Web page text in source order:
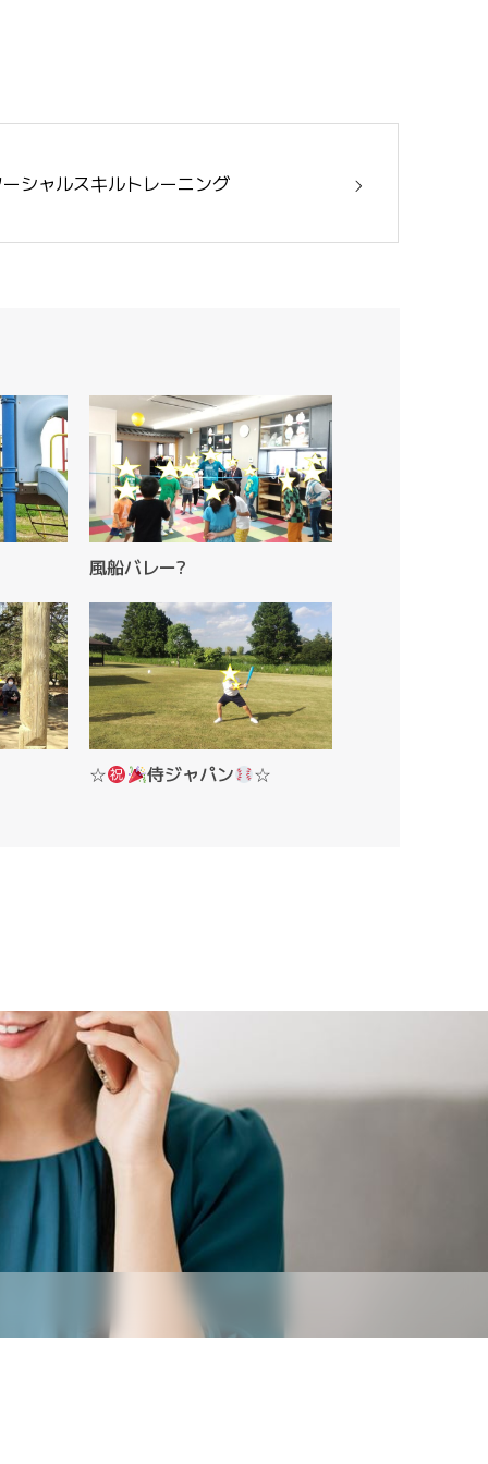
シャルスキルトレーニング
風船バレー?
☆ 侍ジャパン ☆